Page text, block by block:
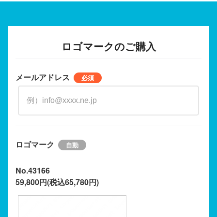
ロゴマークのご購入
メールアドレス
ロゴマーク
No.43166
59,800円(税込65,780円)